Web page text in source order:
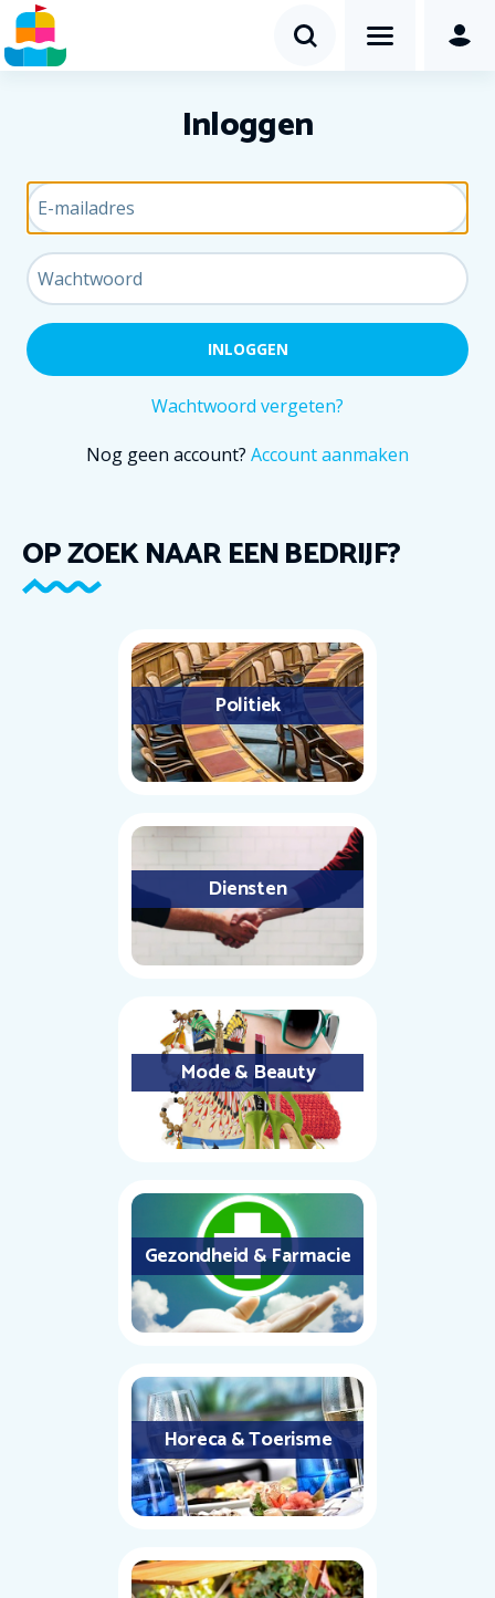
Inloggen
Wachtwoord vergeten?
Nog geen account? Account aanmaken
OP ZOEK NAAR EEN BEDRIJF?
Politiek
Diensten
Mode & Beauty
Gezondheid & Farmacie
Horeca & Toerisme